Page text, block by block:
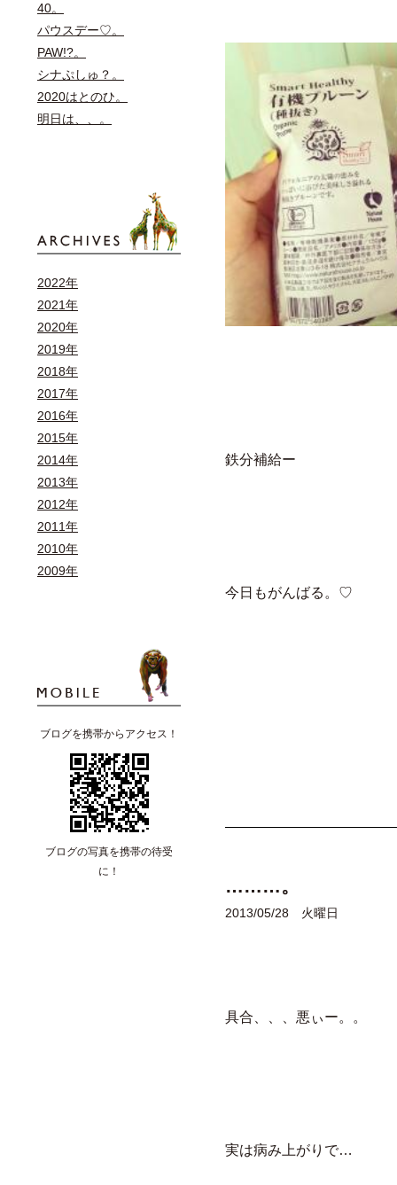
40。
パウスデー♡。
PAW!?。
シナぷしゅ？。
2020はとのひ。
明日は、、。
2022年
2021年
2020年
2019年
2018年
2017年
2016年
2015年
2014年
2013年
2012年
2011年
2010年
2009年
ブログを携帯からアクセス！
ブログの写真を携帯の待受
に！
鉄分補給ー
今日もがんばる。♡
………。
2013/05/28 火曜日
具合、、、悪ぃー。。
実は病み上がりで…